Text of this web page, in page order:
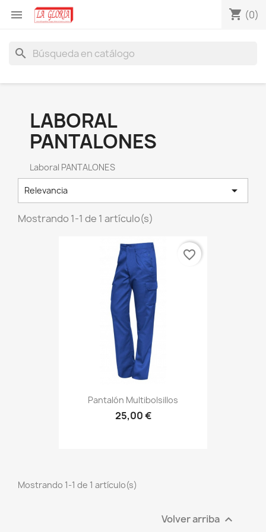
 shopping_cart (0)
search
LABORAL
PANTALONES
Laboral PANTALONES
Relevancia 
Mostrando 1-1 de 1 artículo(s)
Pantalón Multibolsillos
25,00 €
favorite_border
Mostrando 1-1 de 1 artículo(s)
Volver arriba 